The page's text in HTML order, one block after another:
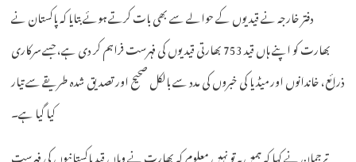
دفتر خارجہ نے قیدیوں کے حوالے سے بھی بات کرتے ہوئے بتایا کہ پاکستان نے
بھارت کو اپنے ہاں قید 753 بھارتی قیدیوں کی فہرست فراہم کر دی ہے، جسے سرکاری
ذرائع، خاندانوں اور میڈیا کی خبروں کی مدد سے بالکل صحیح اور تصدیق شدہ طریقے سے تیار
کیا گیا ہے۔
ترجمان نے کہا کہ ہمیں یہ تو نہیں معلوم کہ بھارت نے وہاں قید پاکستانیوں کی فہرست